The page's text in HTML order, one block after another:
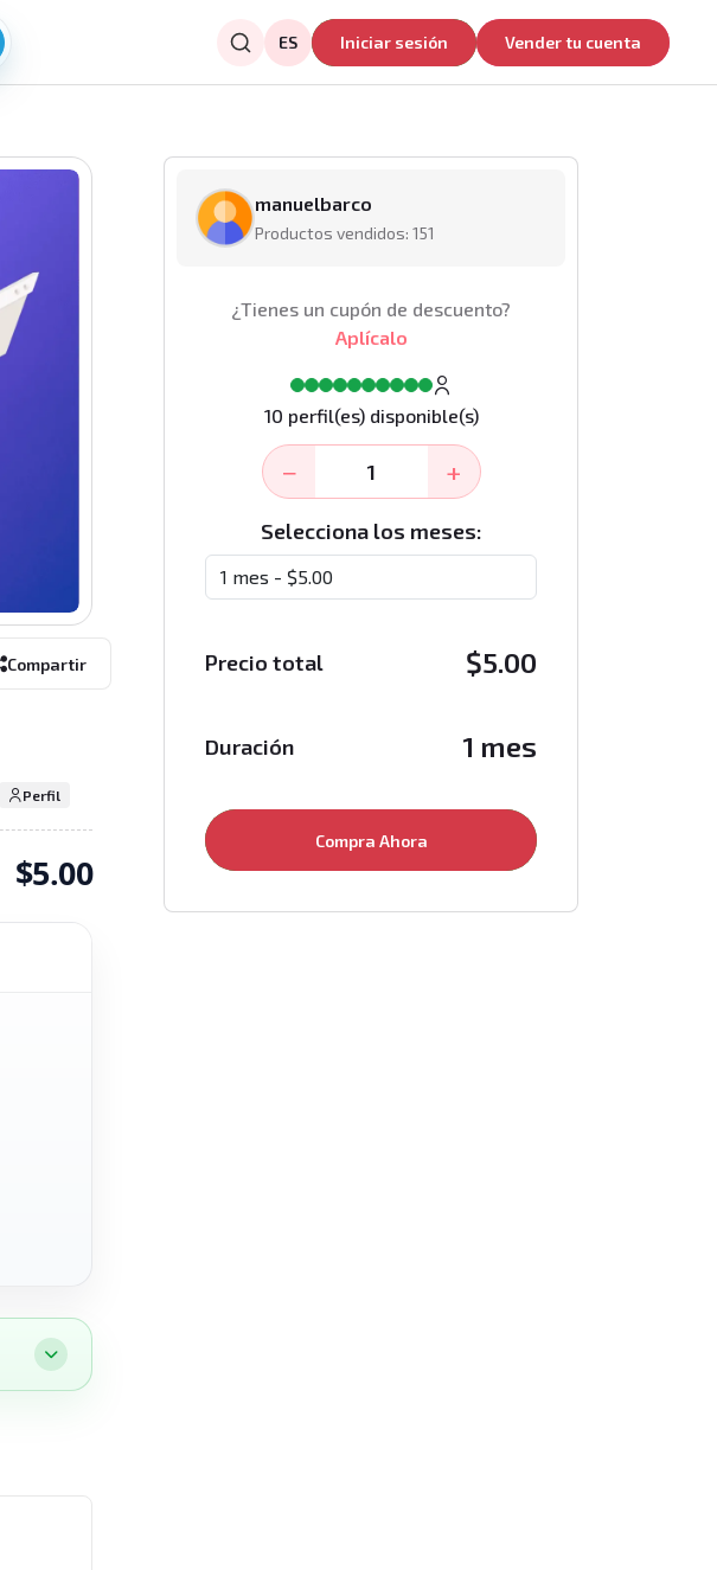
ES Iniciar sesión Vender tu cuenta
Compartir
Perfil
$5.00
manuelbarco
Productos vendidos: 151
¿Tienes un cupón de descuento?
Aplícalo
10 perfil(es) disponible(s)
− +
Selecciona los meses:
Precio total $5.00
Duración 1 mes
Compra Ahora